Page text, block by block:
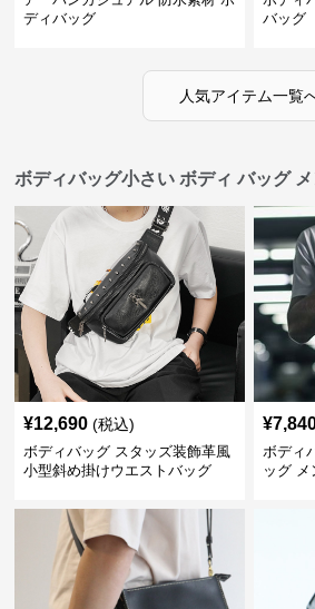
ディバッグ
バッグ
人気アイテム一覧
ボディバッグ小さい ボディ バッグ
¥12,690 (税込)
ボディバッグ スタッズ装飾革風
小型斜め掛けウエストバッグ
¥
ボディ
ッグ